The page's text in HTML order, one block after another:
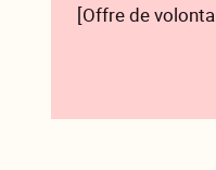
[Offre de